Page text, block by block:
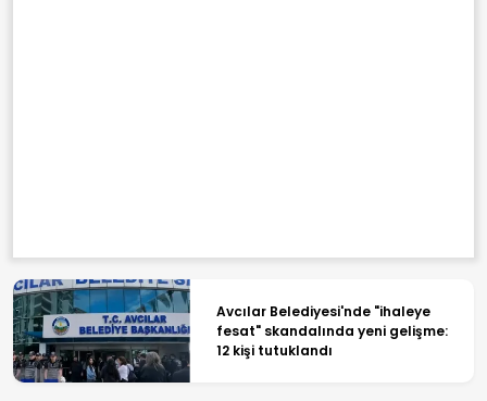
Avcılar Belediyesi'nde "ihaleye
fesat" skandalında yeni gelişme:
12 kişi tutuklandı